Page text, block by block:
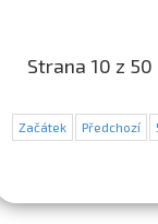
Strana 10 z 50
Začátek Předchozí